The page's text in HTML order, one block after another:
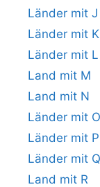
Länder mit J
Länder mit K
Länder mit L
Land mit M
Land mit N
Länder mit O
Länder mit P
Länder mit Q
Land mit R